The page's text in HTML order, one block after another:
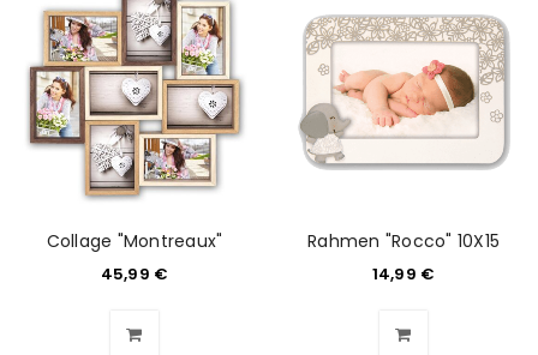
ANMELDEN
Collage "Montreaux"
45,99 €
Rahmen "Rocco" 10X15
14,99 €